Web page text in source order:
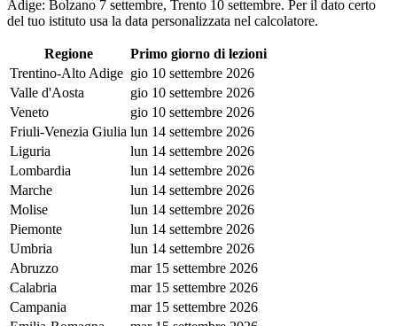
Adige: Bolzano 7 settembre, Trento 10 settembre. Per il dato certo
del tuo istituto usa la data personalizzata nel calcolatore.
Regione
Primo giorno di lezioni
Trentino-Alto Adige gio 10 settembre 2026
Valle d'Aosta
gio 10 settembre 2026
Veneto
gio 10 settembre 2026
Friuli-Venezia Giulia lun 14 settembre 2026
Liguria
lun 14 settembre 2026
Lombardia
lun 14 settembre 2026
Marche
lun 14 settembre 2026
Molise
lun 14 settembre 2026
Piemonte
lun 14 settembre 2026
Umbria
lun 14 settembre 2026
Abruzzo
mar 15 settembre 2026
Calabria
mar 15 settembre 2026
Campania
mar 15 settembre 2026